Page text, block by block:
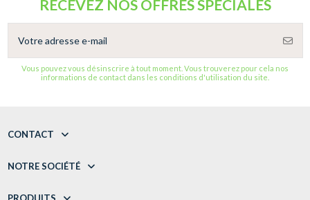
RECEVEZ NOS OFFRES SPÉCIALES
Vous pouvez vous désinscrire à tout moment. Vous trouverez pour cela nos
informations de contact dans les conditions d'utilisation du site.
CONTACT
NOTRE SOCIÉTÉ